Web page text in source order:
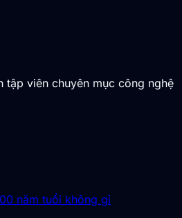
tập viên chuyên mục công nghệ
năm tuổi không gỉ